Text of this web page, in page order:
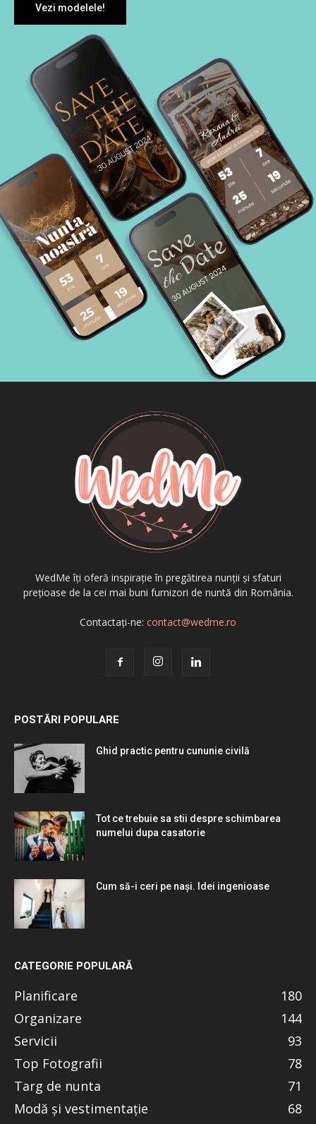
Vezi modelele!
WedMe îți oferă inspirație în pregătirea nunții și sfaturi
prețioase de la cei mai buni furnizori de nuntă din România.
Contactați-ne: contact@wedme.ro
POSTĂRI POPULARE
Ghid practic pentru cununie civilă
Tot ce trebuie sa stii despre schimbarea
numelui dupa casatorie
Cum să-i ceri pe nași. Idei ingenioase
CATEGORIE POPULARĂ
Planificare
180
Organizare
144
Servicii
93
Top Fotografii
78
Targ de nunta
71
Modă și vestimentație
68